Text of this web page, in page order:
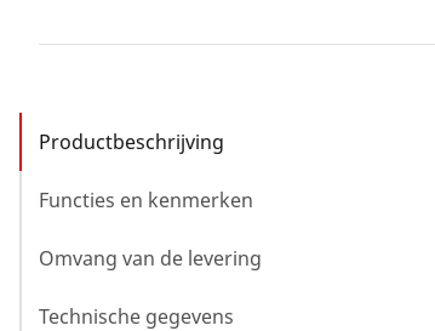
Productbeschrijving
Functies en kenmerken
Omvang van de levering
Technische gegevens